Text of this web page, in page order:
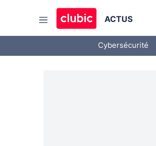
ACTUS
Cybersécurité